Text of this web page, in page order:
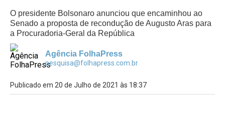
O presidente Bolsonaro anunciou que encaminhou ao
Senado a proposta de recondução de Augusto Aras para
a Procuradoria-Geral da República
Agência FolhaPress
pesquisa@folhapress.com.br
Publicado em 20 de Julho de 2021 às 18:37